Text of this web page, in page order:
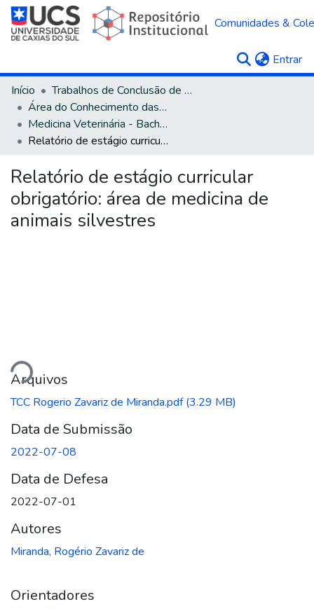
Comunidades &
Entrar
Início
Trabalhos de Conclusão de Curso
Área do Conhecimento das Ciências Agrárias
Medicina Veterinária - Bacharelado
Relatório de estágio curricular obrigatório: área de medicina de animais silvestres
Relatório de estágio curricular
obrigatório: área de medicina de
animais silvestres
Arquivos
TCC Rogerio Zavariz de Miranda.pdf(3.29 MB)
Data de Submissão
2022-07-08
Data de Defesa
2022-07-01
Autores
Miranda, Rogério Zavariz de
Orientadores